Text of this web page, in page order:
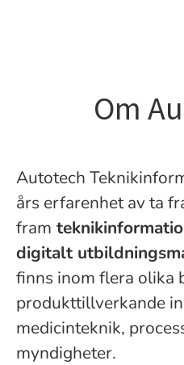
Om
Autotech
års erfarenhet av ta
fram
digitalt
finns inom flera olika
produkttillverkande
medicinteknik,
myndigheter.